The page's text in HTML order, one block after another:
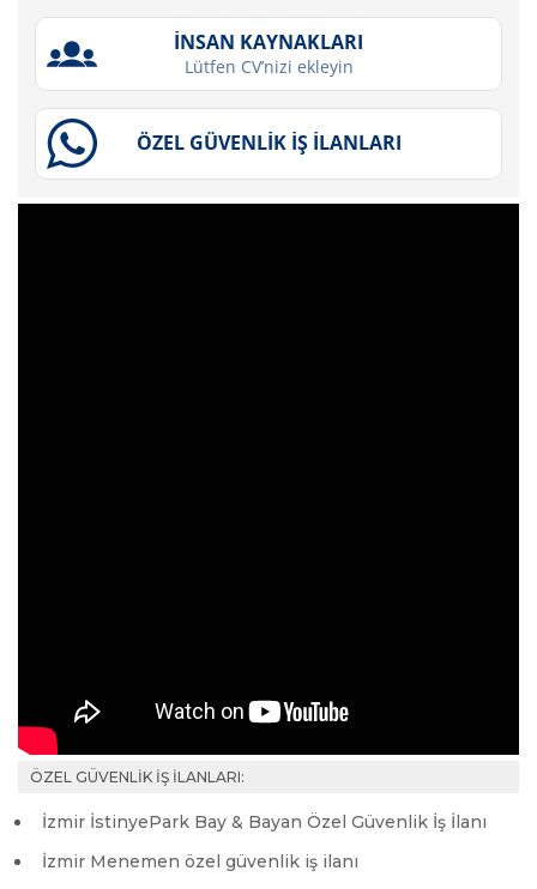
ÖZEL GÜVENLİK İŞ İLANLARI:
İzmir İstinyePark Bay & Bayan Özel Güvenlik İş İlanı
İzmir Menemen özel güvenlik iş ilanı